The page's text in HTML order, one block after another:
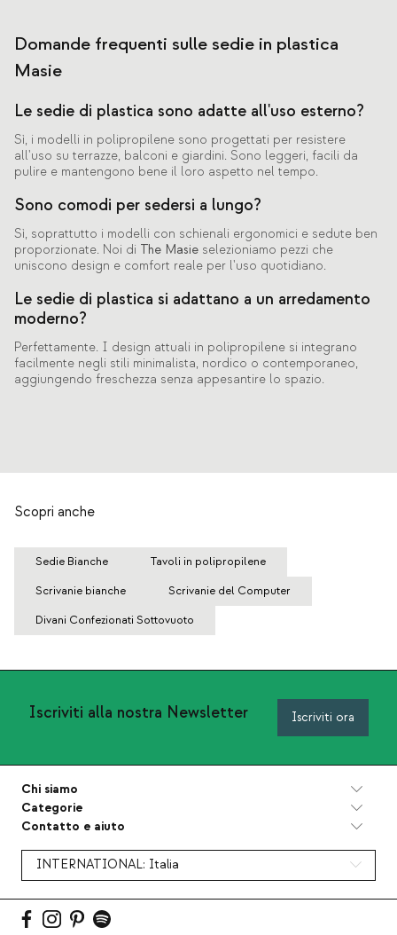
Domande frequenti sulle sedie in plastica
Masie
Le sedie di plastica sono adatte all'uso esterno?
Sì, i modelli in polipropilene sono progettati per resistere
all'uso su terrazze, balconi e giardini. Sono leggeri, facili da
pulire e mantengono bene il loro aspetto nel tempo.
Sono comodi per sedersi a lungo?
Sì, soprattutto i modelli con schienali ergonomici e sedute ben
proporzionate. Noi di The Masie selezioniamo pezzi che
uniscono design e comfort reale per l'uso quotidiano.
Le sedie di plastica si adattano a un arredamento
moderno?
Perfettamente. I design attuali in polipropilene si integrano
facilmente negli stili minimalista, nordico o contemporaneo,
aggiungendo freschezza senza appesantire lo spazio.
Scopri anche
Sedie Bianche Tavoli in polipropilene
Scrivanie bianche Scrivanie del Computer
Divani Confezionati Sottovuoto
Iscriviti alla nostra Newsletter Iscriviti ora
Chi siamo
Categorie
Contatto e aiuto
INTERNATIONAL: Italia